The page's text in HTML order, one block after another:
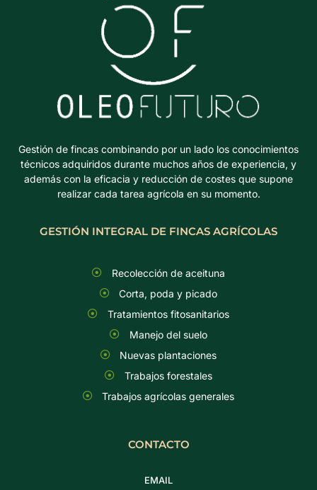
Gestión de fincas combinando por un lado los conocimientos
técnicos adquiridos durante muchos años de experiencia, y
además con la eficacia y reducción de costes que supone
realizar cada tarea agrícola en su momento.
GESTIÓN INTEGRAL DE FINCAS AGRÍCOLAS
Recolección de aceituna
Corta, poda y picado
Tratamientos fitosanitarios
Manejo del suelo
Nuevas plantaciones
Trabajos forestales
Trabajos agrícolas generales
CONTACTO
EMAIL